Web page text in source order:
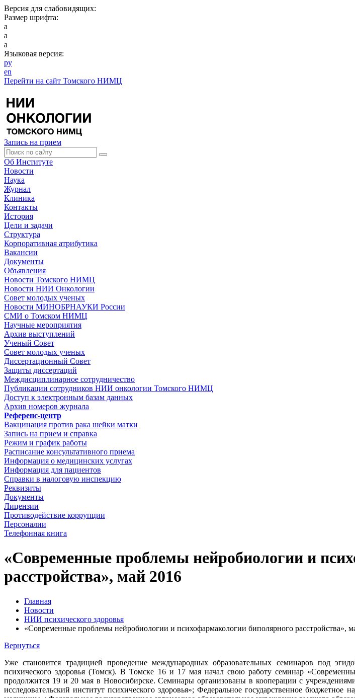
Версия для слабовидящих:
Размер шрифта:
a
a
a
Языковая версия:
ру
en
Перейти на сайт Томского НИМЦ
Запись на прием
Об Институте
Новости
Наука
Журнал
Клиника
Контакты
История
Цели и задачи
Структура
Корпоративная атрибутика
Вакансии
Документы
Объявления
Новости Томского НИМЦ
Новости НИИ Онкологии
Совет молодых ученых
Новости МИНОБРНАУКИ России
СМИ о Томском НИМЦ
Научные мероприятия
Архив выступлений
Ученый Совет
Совет молодых ученых
Диссертационный Совет
Защиты диссертаций
Междисциплинарное сотрудничество
Публикации сотрудников НИИ онкологии Томского НИМЦ
Доступ к электронным базам данных
Архив номеров журнала
Референс-центр
Вакцинация против рака шейки матки
Запись на прием и справка
Режим и график работы
Расписание консультативного приема
Информация о медицинских услугах
Информация для пациентов
Справки в налоговую инспекцию
Реквизиты
Документы
Лицензии
Противодействие коррупции
Персоналии
Телефонная книга
«Современные проблемы нейробиологии и
расстройства», май 2016
Главная
Новости
НИИ психического здоровья
«Современные проблемы нейробиологии и психофармакологии биполярного расстройства»,
Вернуться
Уже становится традицией проведение международных образовательных семинаров под
психического здоровья (Томск). В Томске 16 и 17 мая начал свою работу семинар
продолжится 19 и 20 мая в Новосибирске. Семинары организованы в кооперации с
исследовательский институт психического здоровья»; Федеральное государственное